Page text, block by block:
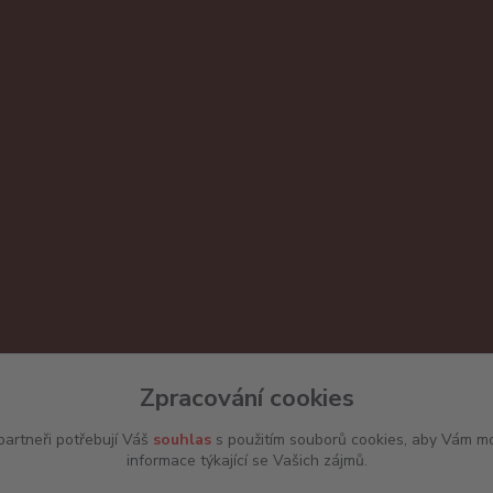
Zpracování cookies
potřebují Váš souhlass použitím souborů cookies, aby Vám
informace týkající se Vašich zájmů.